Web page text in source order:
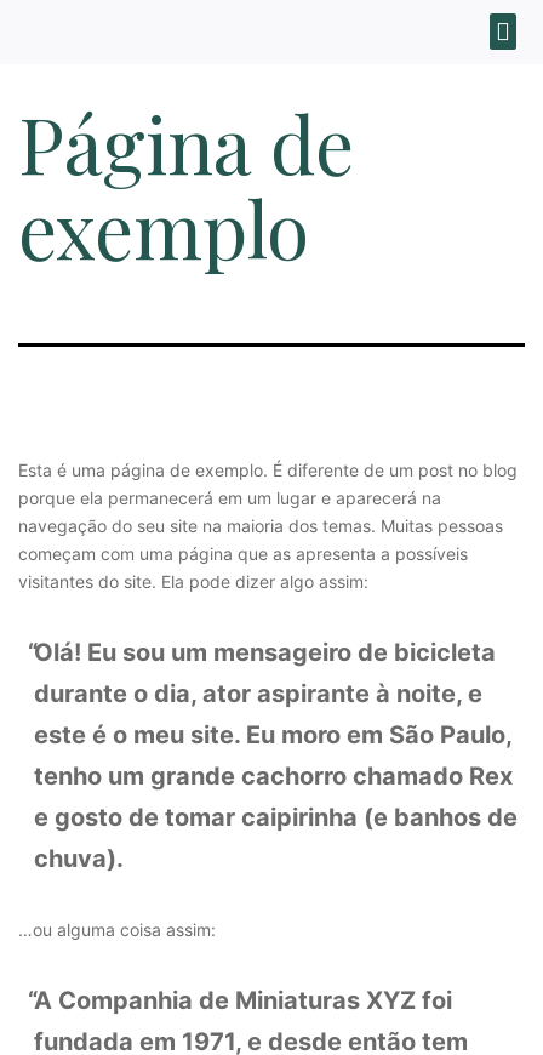
Página de
exemplo
Esta é uma página de exemplo. É diferente de um post no blog
porque ela permanecerá em um lugar e aparecerá na
navegação do seu site na maioria dos temas. Muitas pessoas
começam com uma página que as apresenta a possíveis
visitantes do site. Ela pode dizer algo assim:
Olá! Eu sou um mensageiro de bicicleta
durante o dia, ator aspirante à noite, e
este é o meu site. Eu moro em São Paulo,
tenho um grande cachorro chamado Rex
e gosto de tomar caipirinha (e banhos de
chuva).
…ou alguma coisa assim:
A Companhia de Miniaturas XYZ foi
fundada em 1971, e desde então tem